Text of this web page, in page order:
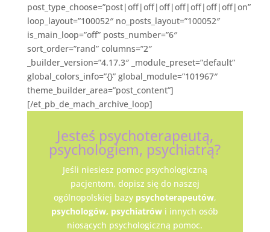
post_type_choose=”post|off|off|off|off|off|off|off|on”
loop_layout=”100052″ no_posts_layout=”100052″
is_main_loop=”off” posts_number=”6″
sort_order=”rand” columns=”2″
_builder_version=”4.17.3″ _module_preset=”default”
global_colors_info=”{}” global_module=”101967″
theme_builder_area=”post_content”]
[/et_pb_de_mach_archive_loop]
Jesteś psychoterapeutą,
psychologiem, psychiatrą?
Jeśli niesiesz pomoc psychologiczną
pacjentom, dopisz się do naszej
ogólnopolskiej bazy psychoterapeutów,
psychologów, psychiatrów i innych osób
niosących psychologiczną pomoc.